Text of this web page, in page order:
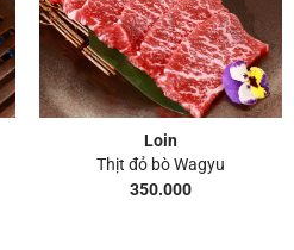
Loin
Thịt đỏ bò Wagyu
350.000